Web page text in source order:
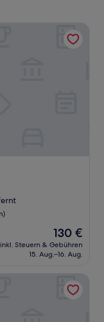
Der
Preis
beträgt
130 €
inkl. Steuern & Gebühren
15. Aug.–16. Aug.